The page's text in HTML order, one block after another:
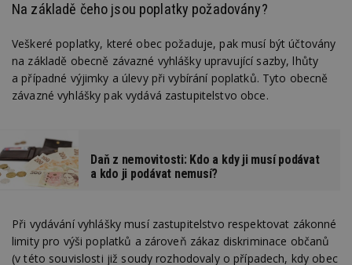
Na základě čeho jsou poplatky požadovány?
Veškeré poplatky, které obec požaduje, pak musí být účtovány
na základě obecně závazné vyhlášky upravující sazby, lhůty
a případné výjimky a úlevy při vybírání poplatků. Tyto obecně
závazné vyhlášky pak vydává zastupitelstvo obce.
Daň z nemovitosti: Kdo a kdy ji musí podávat
a kdo ji podávat nemusí?
Při vydávání vyhlášky musí zastupitelstvo respektovat zákonné
limity pro výši poplatků a zároveň zákaz diskriminace občanů
(v této souvislosti již soudy rozhodovaly o případech, kdy obec